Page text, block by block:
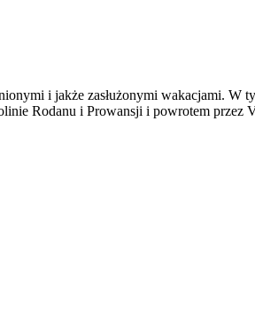
i jakże zasłużonymi wakacjami. W
Rodanu i Prowansji i powrotem